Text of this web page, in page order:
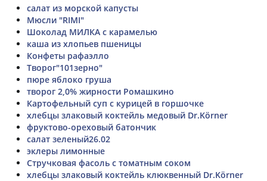
салат из морской капусты
Мюсли "RIMI"
Шоколад МИЛКА с карамелью
каша из хлопьев пшеницы
Конфеты рафаэлло
Творог"101зерно"
пюре яблоко груша
творог 2,0% жирности Ромашкино
Картофельный суп с курицей в горшочке
хлебцы злаковый коктейль медовый Dr.Körner
фруктово-ореховый батончик
салат зеленый26.02
эклеры лимонные
Стручковая фасоль с томатным соком
хлебцы злаковый коктейль клюквенный Dr.Körner